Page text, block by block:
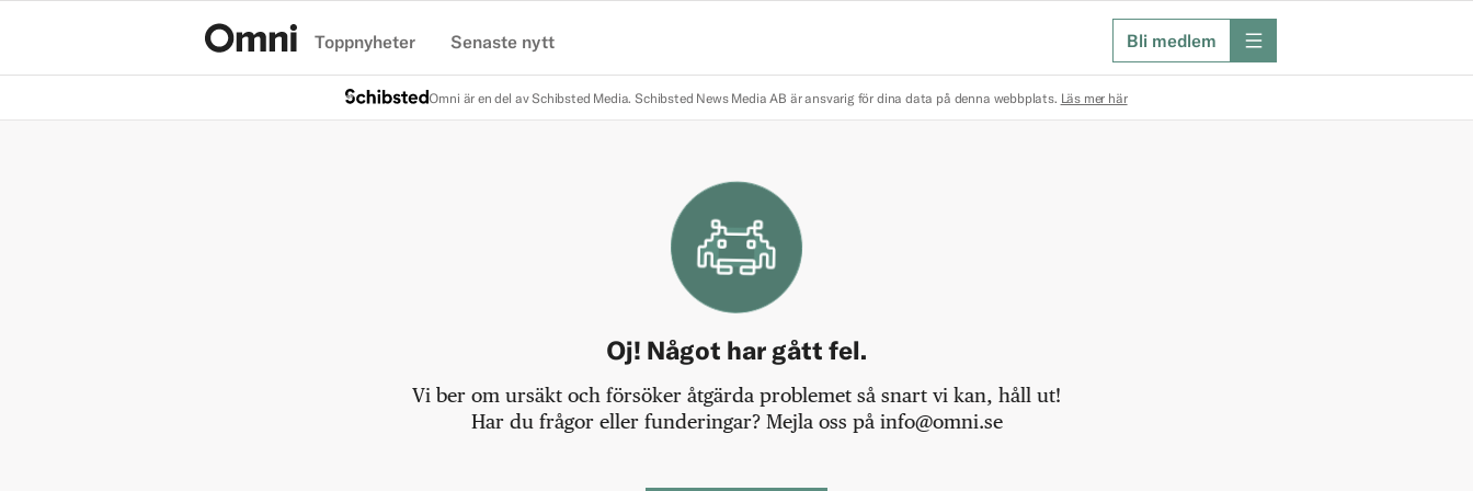
Toppnyheter Senaste nytt Bli medlem meny
Omni är en del av Schibsted Media. Schibsted News Media AB är ansvarig för dina data på denna webbplats. Läs mer här
Oj! Något har gått fel.
Vi ber om ursäkt och försöker åtgärda problemet så snart vi kan, håll ut!
Har du frågor eller funderingar? Mejla oss på info@omni.se